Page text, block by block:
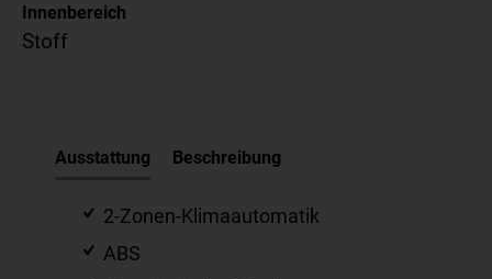
Innenbereich
Stoff
Ausstattung Beschreibung
2-Zonen-Klimaautomatik
ABS